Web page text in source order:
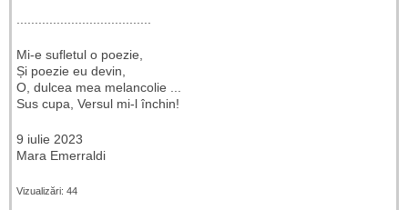
.....................................
Mi-e sufletul o poezie,
Și poezie eu devin,
O, dulcea mea melancolie ...
Sus cupa, Versul mi-l închin!
9 iulie 2023
Mara Emerraldi
Vizualizări: 44